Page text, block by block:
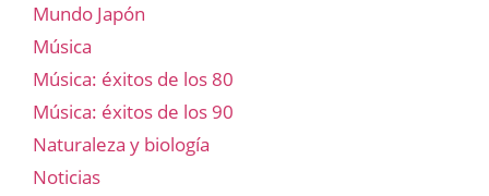
Mundo Japón
Música
Música: éxitos de los 80
Música: éxitos de los 90
Naturaleza y biología
Noticias